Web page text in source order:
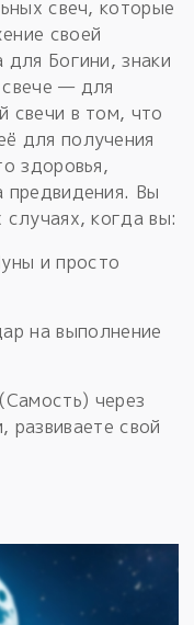
свеч, которые
своей
Богини, знаки
— для
свечи в том, что
для получения
здоровья,
предвидения. Вы
когда вы:
и просто
на выполнение
через
свой